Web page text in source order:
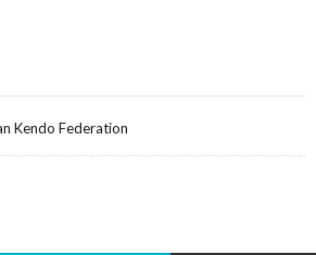
Kendo Federation